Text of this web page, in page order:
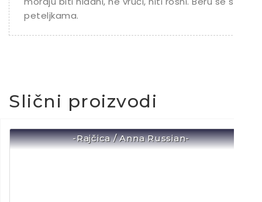
peteljkama.
Slični proizvodi
-Rajčica / Anna Russian-